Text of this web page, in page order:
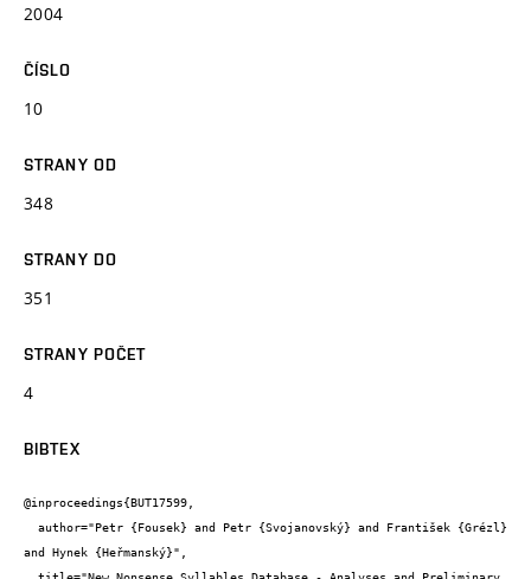
2004
ČÍSLO
10
STRANY OD
348
STRANY DO
351
STRANY POČET
4
BIBTEX
@inproceedings{BUT17599,
and Hynek {Heřmanský}",